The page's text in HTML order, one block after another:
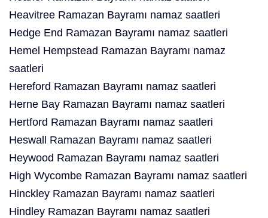
Heavitree Ramazan Bayramı namaz saatleri
Hedge End Ramazan Bayramı namaz saatleri
Hemel Hempstead Ramazan Bayramı namaz
saatleri
Hereford Ramazan Bayramı namaz saatleri
Herne Bay Ramazan Bayramı namaz saatleri
Hertford Ramazan Bayramı namaz saatleri
Heswall Ramazan Bayramı namaz saatleri
Heywood Ramazan Bayramı namaz saatleri
High Wycombe Ramazan Bayramı namaz saatleri
Hinckley Ramazan Bayramı namaz saatleri
Hindley Ramazan Bayramı namaz saatleri